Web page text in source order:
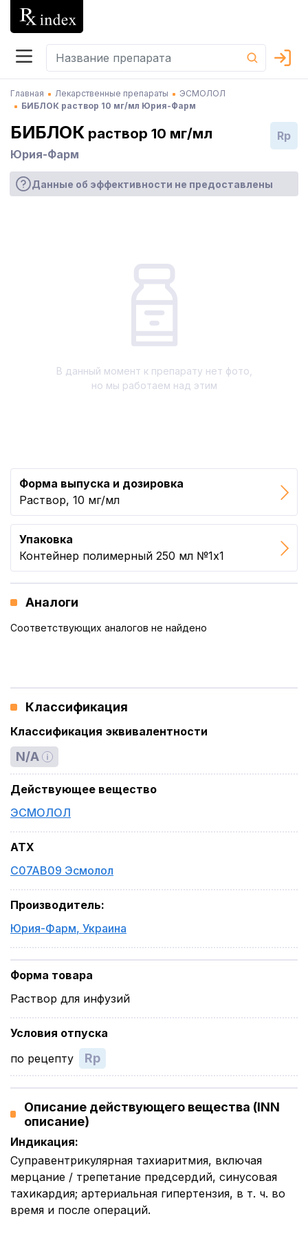
Главная Лекарственные препараты
ЭСМОЛОЛ
БИБЛОК раствор 10 мг/мл Юрия-Фарм
БИБЛОК раствор 10 мг/мл
Юрия-Фарм
Rp
Данные об эффективности не предоставлены
В данный момент к препарату нет фото,
но мы работаем над этим
Форма выпуска и дозировка
Раствор, 10 мг/мл
Упаковка
Контейнер полимерный 250 мл №1x1
Аналоги
Соответствующих аналогов не найдено
Классификация
Классификация эквивалентности
N/A
Действующее вещество
ЭСМОЛОЛ
ATX
C07AB09 Эсмолол
Производитель:
Юрия-Фарм, Украина
Форма товара
Раствор для инфузий
Условия отпуска
по рецепту
Rp
Описание действующего вещества (INN
описание)
Индикация:
Суправентрикулярная тахиаритмия, включая
мерцание / трепетание предсердий, синусовая
тахикардия; артериальная гипертензия, в т. ч. во
время и после операций.